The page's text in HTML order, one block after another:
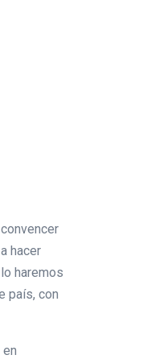
hacer
haremos
país, con